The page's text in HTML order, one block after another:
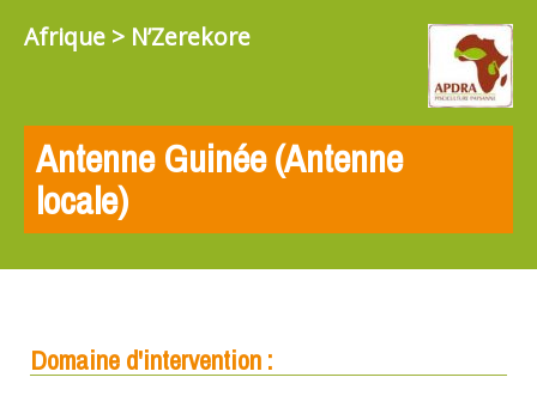
Afrique > N’Zerekore
Antenne Guinée (Antenne
locale)
Domaine d'intervention :